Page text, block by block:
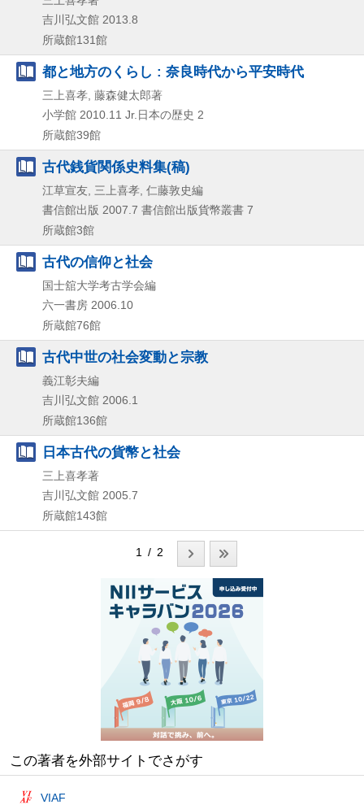
吉川弘文館 2013.8
所蔵館131館
都と地方のくらし : 奈良時代から平安時代
三上喜孝, 藤森健太郎著
小学館 2010.11 Jr.日本の歴史 2
所蔵館39館
古代銭貨関係史料集(稿)
江草宣友, 三上喜孝, 仁藤敦史編
書信館出版 2007.7 書信館出版貨幣叢書 7
所蔵館3館
古代の信仰と社会
国士舘大学考古学会編
六一書房 2006.10
所蔵館76館
古代中世の社会変動と宗教
義江彰夫編
吉川弘文館 2006.1
所蔵館136館
日本古代の貨幣と社会
三上喜孝著
吉川弘文館 2005.7
所蔵館143館
1 / 2
この著者を外部サイトでさがす
VIAF